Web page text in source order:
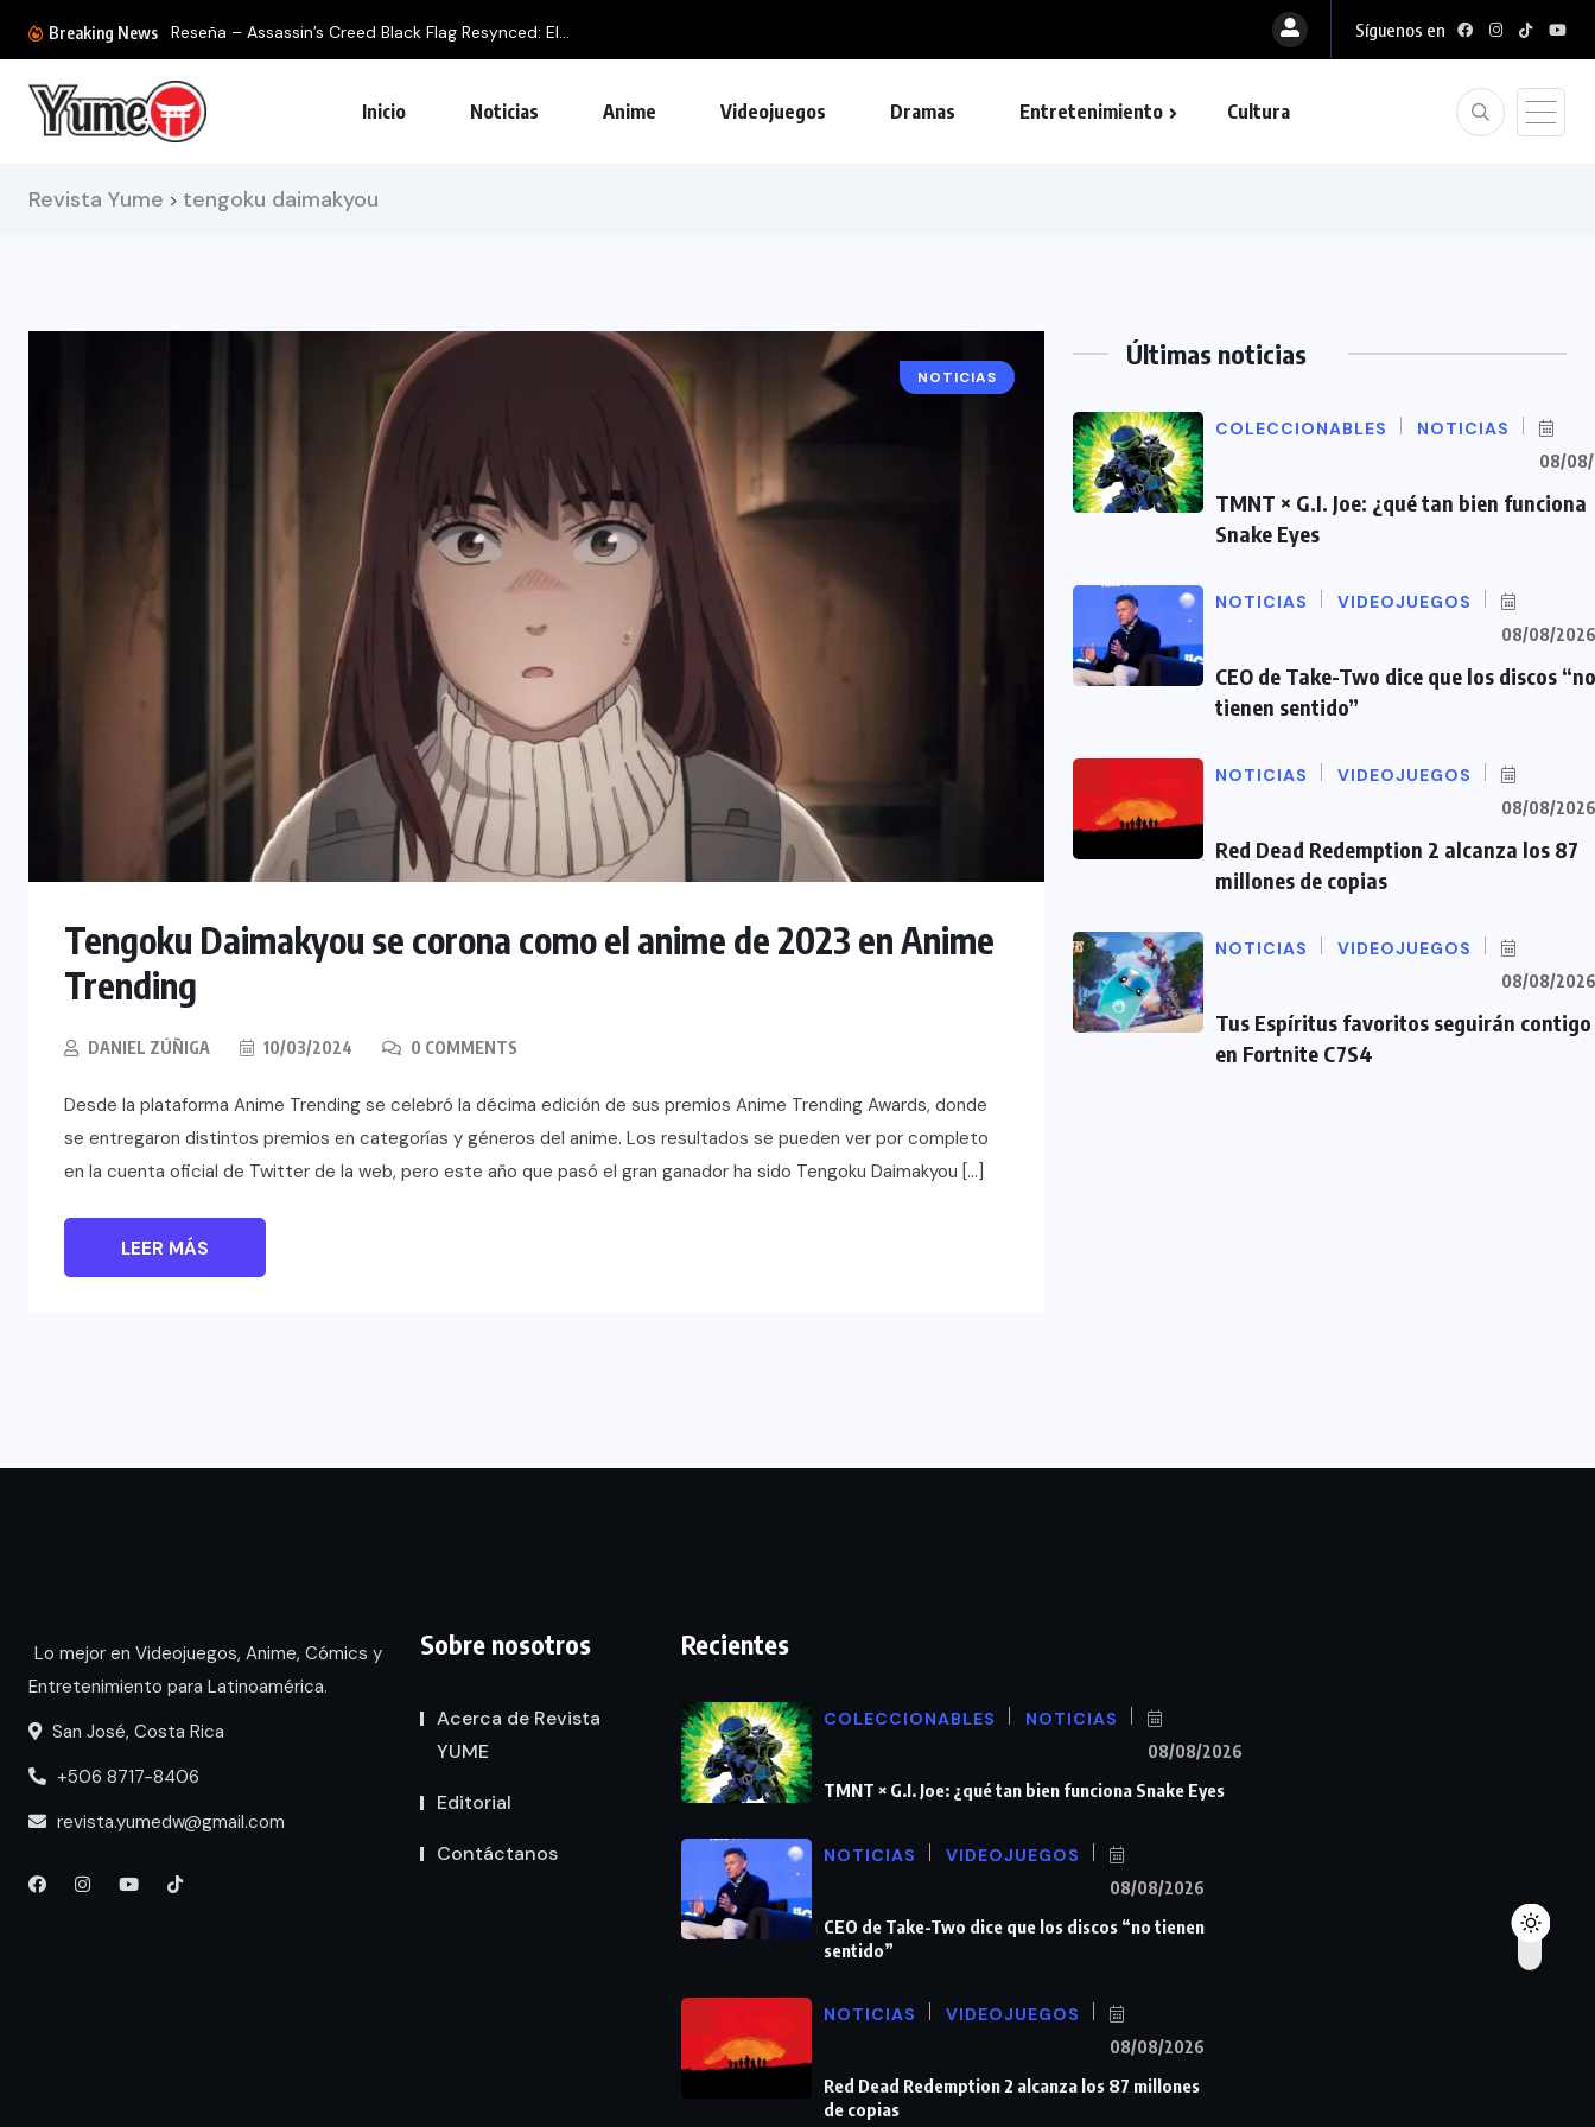
Breaking News Síguenos en
Inicio Noticias Anime Videojuegos Dramas Entretenimiento Cultura
Revista Yume > tengoku daimakyou
ANIME
NOTICIAS
Tengoku Daimakyou se corona como el anime de 2023 en Anime
Trending
DANIEL ZÚÑIGA 10/03/2024 0 COMMENTS
Desde la plataforma Anime Trending se celebró la décima edición de sus premios Anime Trending Awards, donde
se entregaron distintos premios en categorías y géneros del anime. Los resultados se pueden ver por completo
en la cuenta oficial de Twitter de la web, pero este año que pasó el gran ganador ha sido Tengoku Daimakyou […]
LEER MÁS
Últimas noticias
COLECCIONABLES NOTICIAS
08/
TMNT × G.I. Joe: ¿qué tan bien funciona
Snake Eyes
NOTICIAS VIDEOJUEGOS
08/08/2026
CEO de Take-Two dice que los discos “no
tienen sentido”
NOTICIAS VIDEOJUEGOS
08/08/2026
Red Dead Redemption 2 alcanza los 87
millones de copias
NOTICIAS VIDEOJUEGOS
08/08/2026
Tus Espíritus favoritos seguirán contigo
en Fortnite C7S4
Lo mejor en Videojuegos, Anime, Cómics y
Entretenimiento para Latinoamérica.
San José, Costa Rica
+506 8717-8406
revista.yumedw@gmail.com
Sobre nosotros
Acerca de Revista
YUME
Editorial
Contáctanos
Recientes
COLECCIONABLES NOTICIAS
08/08/2026
TMNT × G.I. Joe: ¿qué tan bien funciona Snake Eyes
NOTICIAS VIDEOJUEGOS
08/08/2026
CEO de Take-Two dice que los discos “no tienen
sentido”
NOTICIAS VIDEOJUEGOS
08/08/2026
Red Dead Redemption 2 alcanza los 87 millones
de copias